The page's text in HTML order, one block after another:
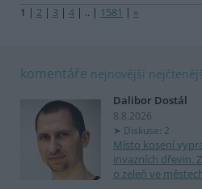
1 | 2 | 3 | 4 | .. | 1581 | »
komentáře nejnovější
Dalibor Dostál
8.8.2026
Diskuse: 2
Místo kosení
invazních dřevin.
o zeleň ve